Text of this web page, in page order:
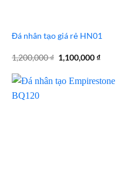
Đá nhân tạo giá rẻ HN01
1,200,000₫ Giá
gốc
1,200,000 ₫.
1,100,000₫Giá
là: